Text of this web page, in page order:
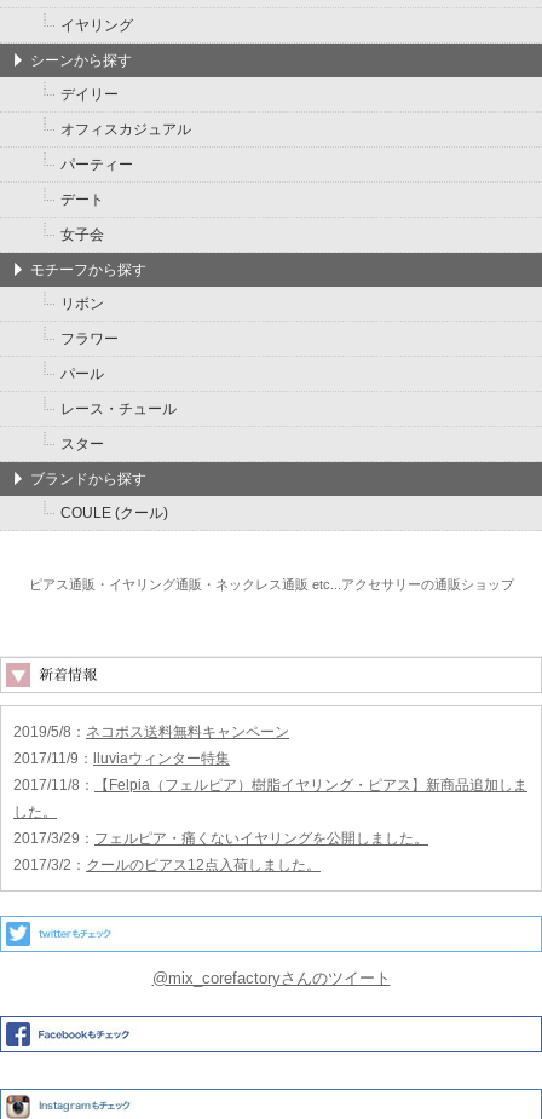
イヤリング
シーンから探す
デイリー
オフィスカジュアル
パーティー
デート
女子会
モチーフから探す
リボン
フラワー
パール
レース・チュール
スター
ブランドから探す
COULE (クール)
ピアス通販・イヤリング通販・ネックレス通販 etc...アクセサリーの通販ショップ
2019/5/8 ： ネコポス送料無料キャンペーン
2017/11/9 ：
lluviaウィンター特集
2017/11/8 ：
【Felpia（フェルピア）樹脂イヤリング・ピアス】新商品追加しま
した。
2017/3/29 ： フェルピア・痛くないイヤリングを公開しました。
2017/3/2 ： クールのピアス12点入荷しました。
@mix_corefactoryさんのツイート